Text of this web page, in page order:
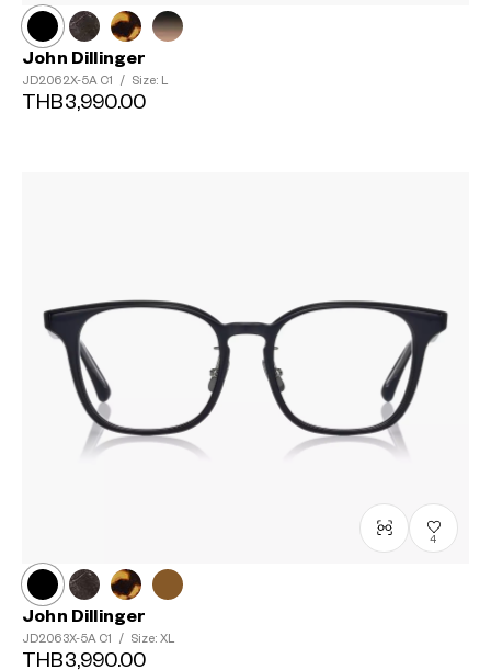
John Dillinger
JD2062X-5A C1 / Size: L
THB3,990.00
4
John Dillinger
JD2063X-5A C1 / Size: XL
THB3,990.00